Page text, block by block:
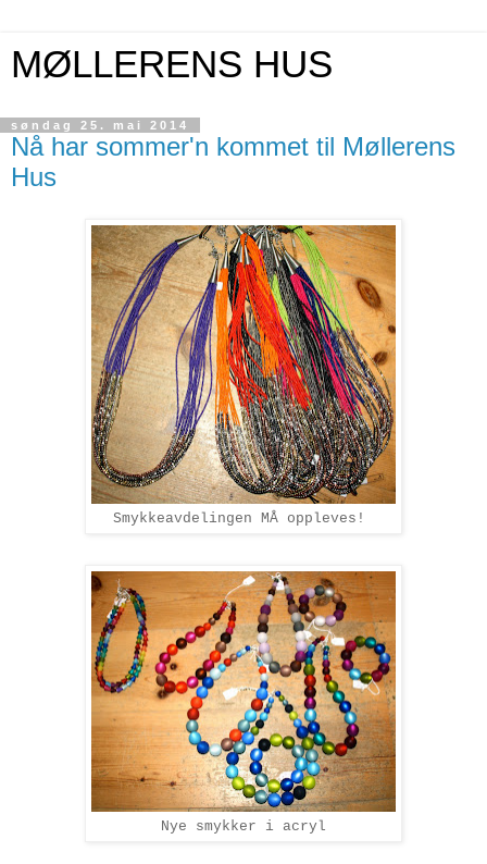
MØLLERENS HUS
søndag 25. mai 2014
Nå har sommer'n kommet til Møllerens
Hus
Smykkeavdelingen MÅ oppleves!
Nye smykker i acryl